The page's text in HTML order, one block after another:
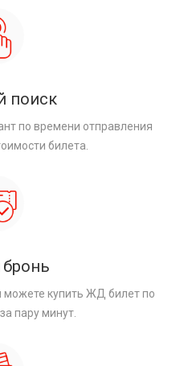
поиск
по времени отправления
билета.
купить ЖД билет по
пару минут.